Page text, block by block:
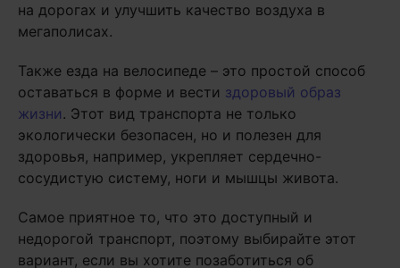
на дорогах и улучшить качество воздуха в
мегаполисах.
Также езда на велосипеде – это простой способ
оставаться в форме и вести здоровый образ
жизни. Этот вид транспорта не только
экологически безопасен, но и полезен для
здоровья, например, укрепляет сердечно-
сосудистую систему, ноги и мышцы живота.
Самое приятное то, что это доступный и
недорогой транспорт, поэтому выбирайте этот
вариант, если вы хотите позаботиться об